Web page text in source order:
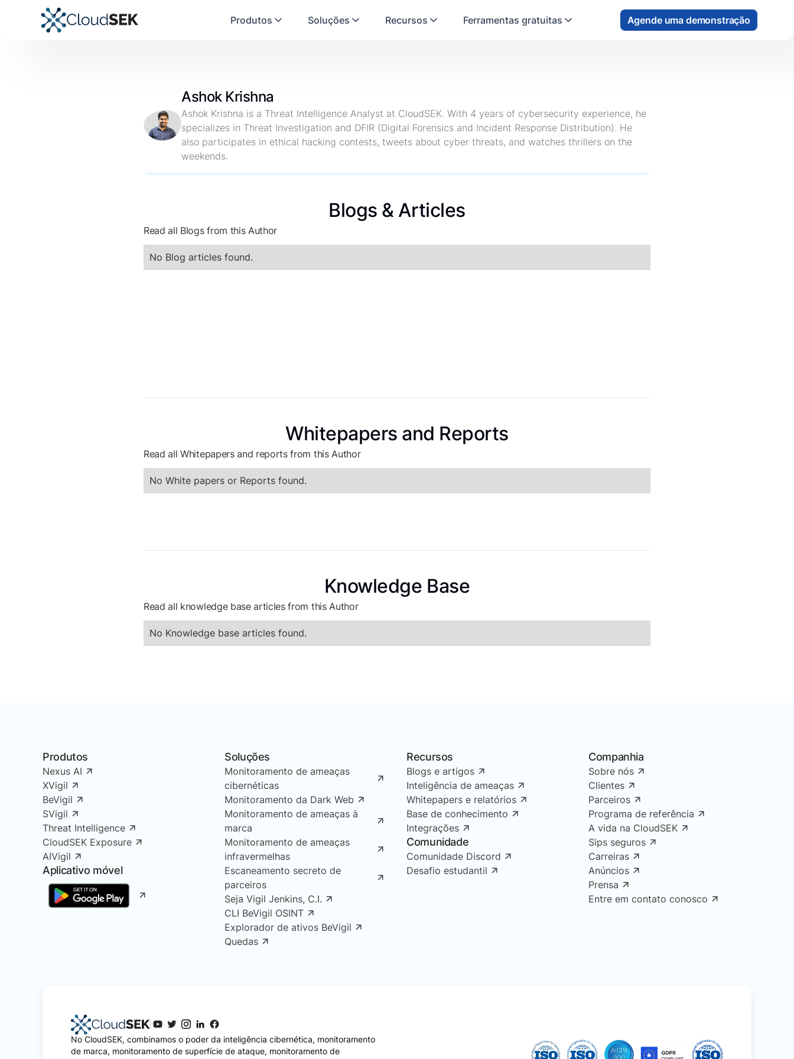
Produtos Soluções Recursos Ferramentas gratuitas Agende uma demonstração
Ashok Krishna
Ashok Krishna is a Threat Intelligence Analyst at CloudSEK. With 4 years of cybersecurity experience, he
specializes in Threat Investigation and DFIR (Digital Forensics and Incident Response Distribution). He
also participates in ethical hacking contests, tweets about cyber threats, and watches thrillers on the
weekends.
Blogs & Articles
Read all Blogs from this Author
No Blog articles found.
Whitepapers and Reports
Read all Whitepapers and reports from this Author
No White papers or Reports found.
Knowledge Base
Read all knowledge base articles from this Author
No Knowledge base articles found.
Produtos
Nexus AI
XVigil
BeVigil
SVigil
Threat Intelligence
CloudSEK Exposure
AIVigil
Aplicativo móvel
Soluções
Monitoramento de ameaças
cibernéticas
Monitoramento da Dark Web
Monitoramento de ameaças à
marca
Monitoramento de ameaças
infravermelhas
Escaneamento secreto de
parceiros
Seja Vigil Jenkins, C.I.
CLI BeVigil OSINT
Explorador de ativos BeVigil
Quedas
Recursos
Blogs e artigos
Inteligência de ameaças
Whitepapers e relatórios
Base de conhecimento
Integrações
Comunidade
Comunidade Discord
Desafio estudantil
Companhia
Sobre nós
Clientes
Parceiros
Programa de referência
A vida na CloudSEK
Sips seguros
Carreiras
Anúncios
Prensa
Entre em contato conosco
No CloudSEK, combinamos o poder da inteligência cibernética, monitoramento
de marca, monitoramento de superfície de ataque, monitoramento de